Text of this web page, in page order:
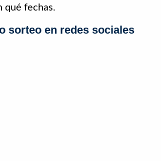
qué fechas.
sorteo en redes sociales